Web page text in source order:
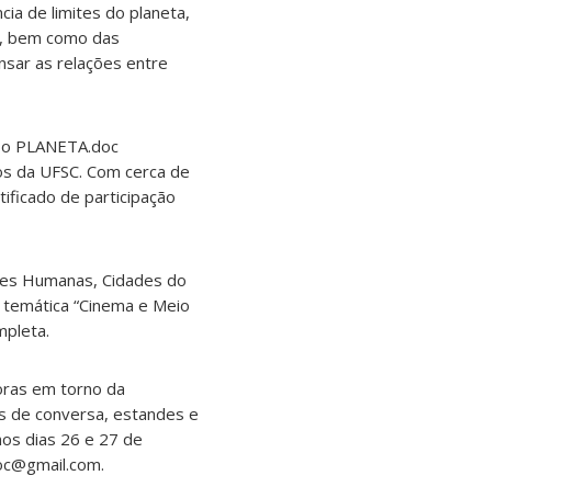
de limites do planeta,
bem como das
as relações entre
PLANETA.doc
UFSC. Com cerca de
de participação
Humanas, Cidades do
“Cinema e Meio
em torno da
de conversa, estandes e
dias 26 e 27 de